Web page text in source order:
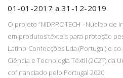
01-01-2017 a 31-12-2019
O projeto “NIDPROTECH –Núcleo de
em produtos têxteis para proteção
Latino-Confecções Lda.(Portugal) e
Ciência e Tecnologia Têxtil (2C2T) da
cofinanciado pelo Portugal 2020.